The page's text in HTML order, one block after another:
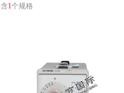
含1个规格